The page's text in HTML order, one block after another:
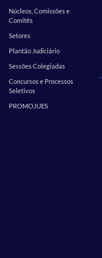
Núcleos, Comissões e
Comitês
Setores
Plantão Judiciário
Sessões Colegiadas
Concursos e Processos
Seletivos
PROMOJUES